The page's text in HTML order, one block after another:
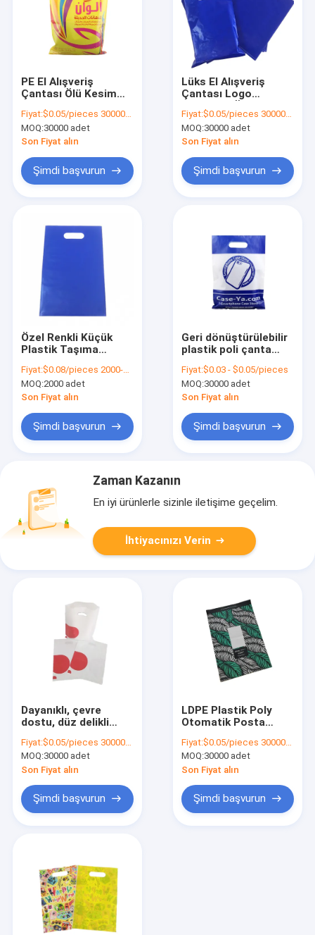
PE El Alışveriş
Çantası Ölü Kesim
Çantası Kitap
Dükkanı Paketleme
için
Fiyat:$0.05/pieces 30000-299999 pieces
MOQ:30000 adet
Son Fiyat alın
Şimdi başvurun
Lüks El Alışveriş
Çantası Logo
Plastik Alışveriş
Çantası
Fiyat:$0.05/pieces 30000-299999 pieces
MOQ:30000 adet
Son Fiyat alın
Şimdi başvurun
Özel Renkli Küçük
Plastik Taşıma
Plastik Ambalaj için
Fiyat:$0.08/pieces 2000-9999 pieces
MOQ:2000 adet
Son Fiyat alın
Şimdi başvurun
Geri dönüştürülebilir
plastik poli çanta
alışveriş çantaları
giyim için
Fiyat:$0.03 - $0.05/pieces
MOQ:30000 adet
Son Fiyat alın
Şimdi başvurun
Zaman Kazanın
En iyi ürünlerle sizinle iletişime geçelim.
İhtiyacınızı Verin
Dayanıklı, çevre
dostu, düz delikli
dönüştürülebilir
plastik tişört
torbaları
Fiyat:$0.05/pieces 30000-299999 pieces
MOQ:30000 adet
Son Fiyat alın
Şimdi başvurun
LDPE Plastik Poly
Otomatik Posta
Katlanmış Posta
Çantası Bir Ruloda
Özel Boyut
Fiyat:$0.05/pieces 30000-299999 pieces
MOQ:30000 adet
Son Fiyat alın
Şimdi başvurun